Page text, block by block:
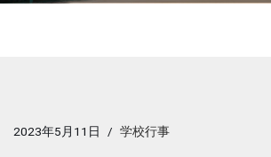
2023年5月11日 学校行事